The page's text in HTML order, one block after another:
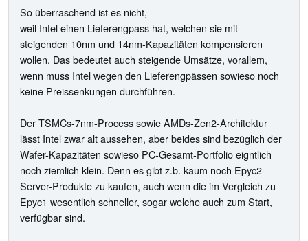
So überraschend ist es nicht,
weil Intel einen Lieferengpass hat, welchen sie mit
steigenden 10nm und 14nm-Kapazitäten kompensieren
wollen. Das bedeutet auch steigende Umsätze, vorallem,
wenn muss Intel wegen den Lieferengpässen sowieso noch
keine Preissenkungen durchführen.
Der TSMCs-7nm-Process sowie AMDs-Zen2-Architektur
lässt Intel zwar alt aussehen, aber beides sind bezüglich der
Wafer-Kapazitäten sowieso PC-Gesamt-Portfolio eigntlich
noch ziemlich klein. Denn es gibt z.b. kaum noch Epyc2-
Server-Produkte zu kaufen, auch wenn die im Vergleich zu
Epyc1 wesentlich schneller, sogar welche auch zum Start,
verfügbar sind.